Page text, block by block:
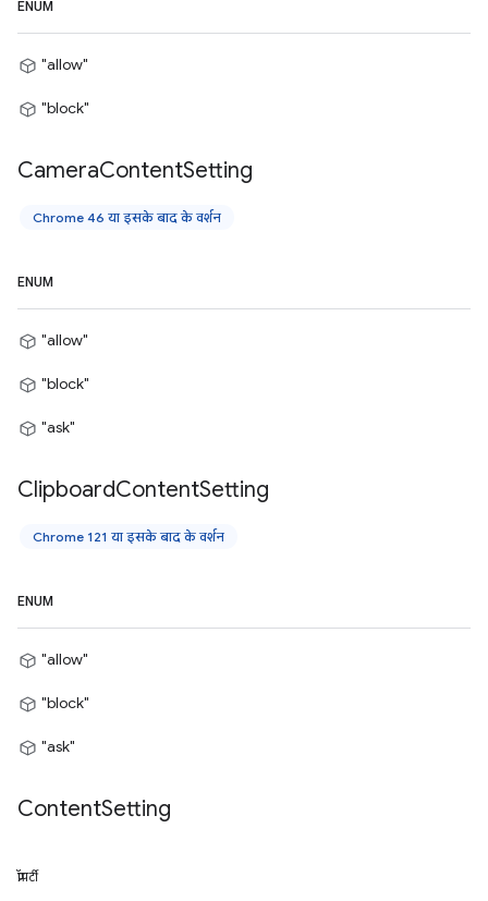
ENUM
"allow"
"block"
CameraContentSetting
Chrome 46 या इसके बाद के वर्शन
ENUM
"allow"
"block"
"ask"
ClipboardContentSetting
Chrome 121 या इसके बाद के वर्शन
ENUM
"allow"
"block"
"ask"
ContentSetting
प्रॉपर्टी